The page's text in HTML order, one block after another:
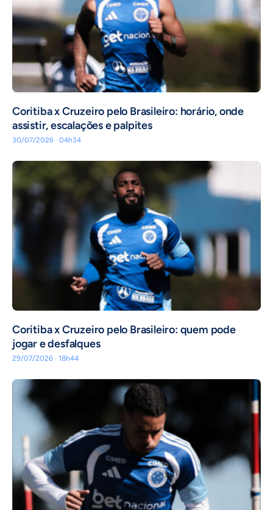
Coritiba x Cruzeiro pelo Brasileiro: horário, onde
assistir, escalações e palpites
30/07/2026 · 04h34
Coritiba x Cruzeiro pelo Brasileiro: quem pode
jogar e desfalques
29/07/2026 · 18h44